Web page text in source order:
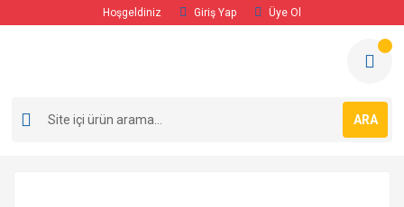
Hoşgeldiniz Giriş Yap Üye Ol
ARA